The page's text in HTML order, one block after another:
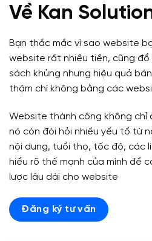
Về Kan
Bạn thắc mắc vì sao website
website rất nhiều tiền, cũng
sách khủng nhưng hiệu quả
thậm chí không bằng các
Website thành công không chỉ
nó còn đòi hỏi nhiều yếu tố từ
nội dung, tuổi thọ, tốc độ, các
hiểu rõ thế mạnh của mình để
lược lâu dài cho website
Đăng ký tư vấn